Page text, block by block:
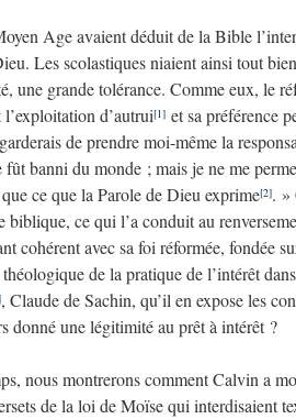
Age avaient déduit de la Bible
Les scolastiques niaient ainsi tout
une grande tolérance. Comme eux, le
l’exploitation d’autrui[1] et sa préférence
de prendre moi-même la
banni du monde ; mais je ne me
ce que la Parole de Dieu exprime[2]. »
biblique, ce qui l’a conduit au
cohérent avec sa foi réformée, fondée
de la pratique de l’intérêt
, Claude de Sachin, qu’il en expose les
donné une légitimité au prêt à intérêt ?
nous montrerons comment Calvin a
de la loi de Moïse qui interdisaient